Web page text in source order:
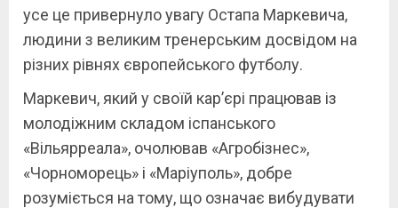
усе це привернуло увагу Остапа Маркевича,
людини з великим тренерським досвідом на
різних рівнях європейського футболу.
Маркевич, який у своїй кар’єрі працював із
молодіжним складом іспанського
«Вільярреала», очолював «Агробізнес»,
«Чорноморець» і «Маріуполь», добре
розуміється на тому, що означає вибудувати